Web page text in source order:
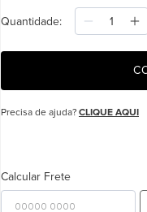
Quantidade
Precisa de ajuda? CLIQUE AQUI
Calcular Frete